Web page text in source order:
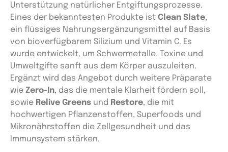
Unterstützung natürlicher Entgiftungsprozesse.
Eines der bekanntesten Produkte ist Clean Slate,
ein flüssiges Nahrungsergänzungsmittel auf Basis
von bioverfügbarem Silizium und Vitamin C. Es
wurde entwickelt, um Schwermetalle, Toxine und
Umweltgifte sanft aus dem Körper auszuleiten.
Ergänzt wird das Angebot durch weitere Präparate
wie Zero-In, das die mentale Klarheit fördern soll,
sowie Relive Greens und Restore, die mit
hochwertigen Pflanzenstoffen, Superfoods und
Mikronährstoffen die Zellgesundheit und das
Immunsystem stärken.